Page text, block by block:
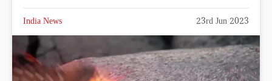
India News 23rd Jun 2023